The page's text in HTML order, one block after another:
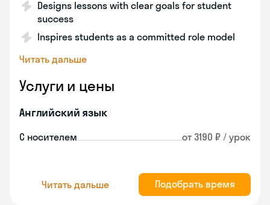
Designs lessons with clear goals for student
success
Inspires students as a committed role model
Читать дальше
Услуги и цены
Английский язык
С носителем от 3190 ₽ / урок
Читать дальше Подобрать время